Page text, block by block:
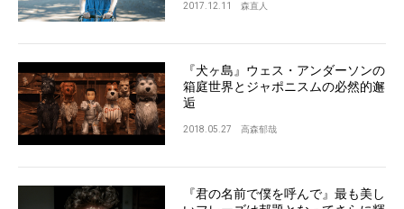
2017.12.11 森直人
『犬ヶ島』ウェス・アンダーソンの
箱庭世界とジャポニスムの必然的邂
逅
2018.05.27 高森郁哉
『君の名前で僕を呼んで』最も美し